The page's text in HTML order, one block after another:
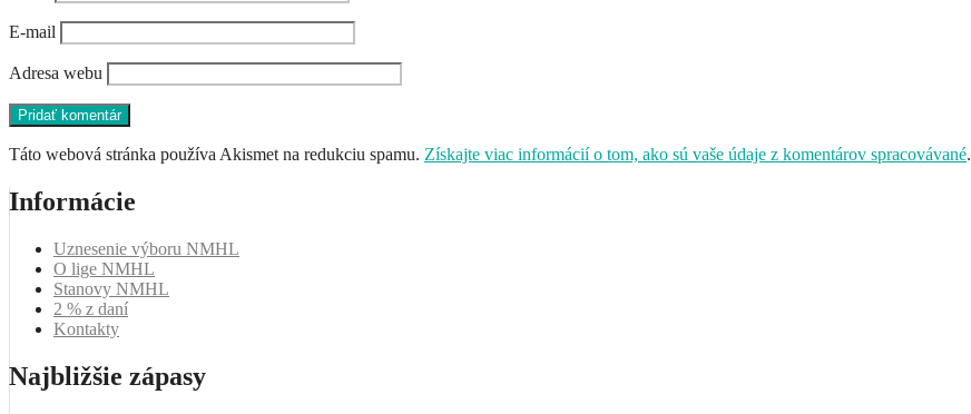
E-mail
Adresa webu
Táto webová stránka používa Akismet na redukciu spamu. Získajte viac informácií o tom, ako sú vaše údaje z komentárov spracovávané.
Informácie
Uznesenie výboru NMHL
O lige NMHL
Stanovy NMHL
2 % z daní
Kontakty
Najbližšie zápasy